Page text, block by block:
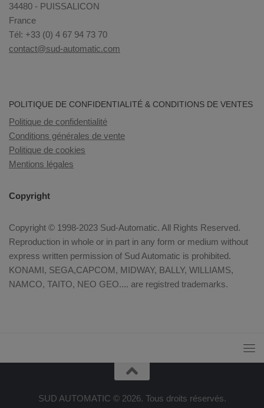
34480 - PUISSALICON
France
Tél: +33 (0) 4 67 94 73 70
contact@sud-automatic.com
POLITIQUE DE CONFIDENTIALITÉ & CONDITIONS DE VENTES
Politique de confidentialité
Conditions générales de vente
Politique de cookies
Mentions légales
Copyright
Copyright © 1998-2023 Sud-Automatic. All Rights Reserved.
Reproduction in whole or in part in any form or medium without
express written permission of Sud Automatic is prohibited.
KONAMI, SEGA,CAPCOM, MIDWAY, BALLY, WILLIAMS,
NAMCO, TAITO, NEO GEO.... are registred trademarks.
SUD AUTOMATIC © 2026. Tous droits réservés.